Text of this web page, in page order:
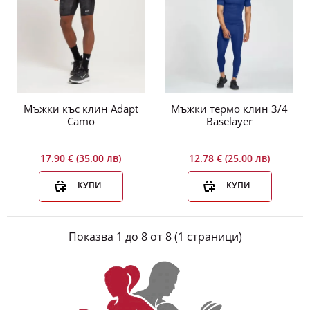
панталони-клин, еластични...
21
Мъжки къс клин Adapt
Camo
17.90 € (35.00 лв)
КУПИ
Мъжки термо клин 3/4
Baselayer
12.78 € (25.00 лв)
КУПИ
Показва 1 до 8 от 8 (1 страници)